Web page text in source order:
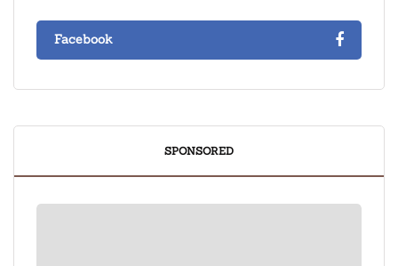
Facebook
SPONSORED